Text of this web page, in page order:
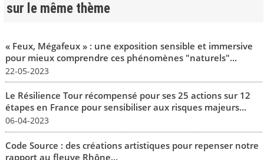
sur le même thème
« Feux, Mégafeux » : une exposition sensible et immersive
pour mieux comprendre ces phénomènes "naturels"...
22-05-2023
Le Résilience Tour récompensé pour ses 25 actions sur 12
étapes en France pour sensibiliser aux risques majeurs...
06-04-2023
Code Source : des créations artistiques pour repenser notre
rapport au fleuve Rhône...